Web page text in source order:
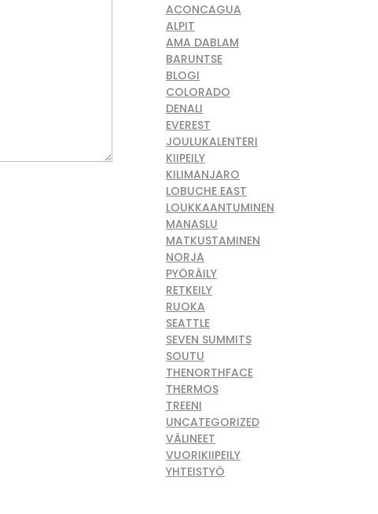
ACONCAGUA
ALPIT
AMA DABLAM
BARUNTSE
BLOGI
COLORADO
DENALI
EVEREST
JOULUKALENTERI
KIIPEILY
KILIMANJARO
LOBUCHE EAST
LOUKKAANTUMINEN
MANASLU
MATKUSTAMINEN
NORJA
PYÖRÄILY
RETKEILY
RUOKA
SEATTLE
SEVEN SUMMITS
SOUTU
THENORTHFACE
THERMOS
TREENI
UNCATEGORIZED
VÄLINEET
VUORIKIIPEILY
YHTEISTYÖ